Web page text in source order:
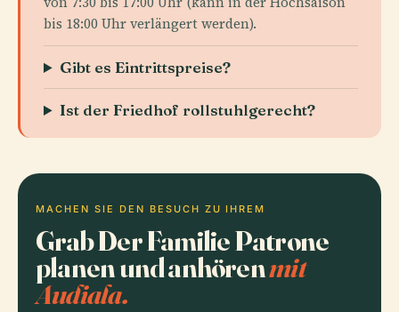
bis 18:00 Uhr verlängert werden).
Gibt es Eintrittspreise?
Ist der Friedhof rollstuhlgerecht?
MACHEN SIE DEN BESUCH ZU IHREM
Grab Der Familie Patrone
planen und anhörenmit
Audiala.